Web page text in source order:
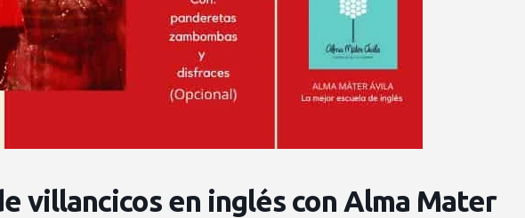
villancicos en inglés con Alma Mater